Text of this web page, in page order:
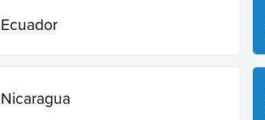
Ecuador
Nicaragua